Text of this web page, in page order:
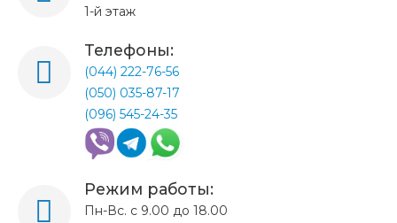
1-й этаж
Телефоны:
(044) 222-76-56
(050) 035-87-17
(096) 545-24-35
Режим работы:
Пн-Вс. с 9.00 до 18.00